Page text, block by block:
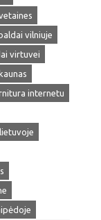
baldai vilniuje
virtuvei
internetu